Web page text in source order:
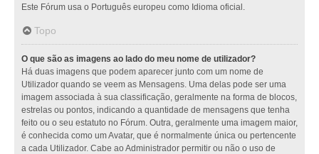
Este Fórum usa o Português europeu como Idioma oficial.
Topo
O que são as imagens ao lado do meu nome de utilizador?
Há duas imagens que podem aparecer junto com um nome de
Utilizador quando se veem as Mensagens. Uma delas pode ser uma
imagem associada à sua classificação, geralmente na forma de blocos,
estrelas ou pontos, indicando a quantidade de mensagens que tenha
feito ou o seu estatuto no Fórum. Outra, geralmente uma imagem maior,
é conhecida como um Avatar, que é normalmente única ou pertencente
a cada Utilizador. Cabe ao Administrador permitir ou não o uso de